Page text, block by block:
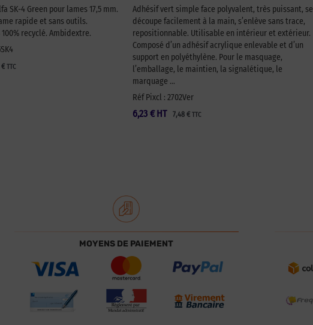
SK-4 Green pour lames 17,5 mm.
rapide et sans outils.
recyclé. Ambidextre.
€ TTC
Adhésif vert simple face polyvalent, très puissant, se
découpe facilement à la main, s’enlève sans trace,
repositionnable. Utilisable en intérieur et extérieur.
Composé d’un adhésif acrylique enlevable et d’un
support en polyéthylène. Pour le masquage,
l’emballage, le maintien, la signalétique, le
marquage …
Réf Pixcl : 2702Ver
6,23 € 7,48 € TTC
HT
MOYENS DE PAIEMENT